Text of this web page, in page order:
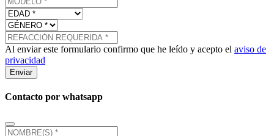
Al enviar este formulario confirmo que he leído y acepto el aviso de
privacidad
Enviar
Contacto por whatsapp